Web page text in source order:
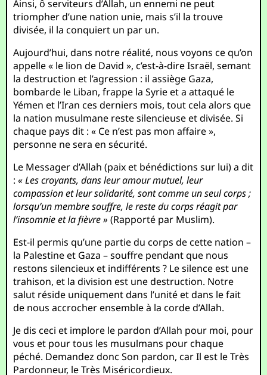
Ainsi, ô serviteurs d’Allah, un ennemi ne peut
triompher d’une nation unie, mais s’il la trouve
divisée, il la conquiert un par un.
Aujourd’hui, dans notre réalité, nous voyons ce qu’on
appelle « le lion de David », c’est-à-dire Israël, semant
la destruction et l’agression : il assiège Gaza,
bombarde le Liban, frappe la Syrie et a attaqué le
Yémen et l’Iran ces derniers mois, tout cela alors que
la nation musulmane reste silencieuse et divisée. Si
chaque pays dit : « Ce n’est pas mon affaire »,
personne ne sera en sécurité.
Le Messager d’Allah (paix et bénédictions sur lui) a dit
:« Les croyants, dans leur amour mutuel, leur
compassion et leur solidarité, sont comme un seul corps ;
lorsqu’un membre souffre, le reste du corps réagit par
l’insomnie et la fièvre » (Rapporté par Muslim).
Est-il permis qu’une partie du corps de cette nation –
la Palestine et Gaza – souffre pendant que nous
restons silencieux et indifférents ? Le silence est une
trahison, et la division est une destruction. Notre
salut réside uniquement dans l’unité et dans le fait
de nous accrocher ensemble à la corde d’Allah.
Je dis ceci et implore le pardon d’Allah pour moi, pour
vous et pour tous les musulmans pour chaque
péché. Demandez donc Son pardon, car Il est le Très
Pardonneur, le Très Miséricordieux.